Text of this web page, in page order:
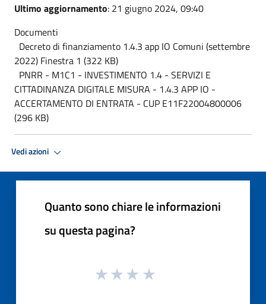
Ultimo aggiornamento: 21 giugno 2024, 09:40
Documenti
Decreto di finanziamento 1.4.3 app IO Comuni (settembre
2022) Finestra 1 (322 KB)
PNRR - M1C1 - INVESTIMENTO 1.4 - SERVIZI E
CITTADINANZA DIGITALE MISURA - 1.4.3 APP IO -
ACCERTAMENTO DI ENTRATA - CUP E11F22004800006
(296 KB)
Vedi azioni
Quanto sono chiare le informazioni
su questa pagina?